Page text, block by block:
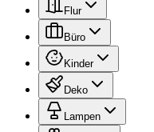
Flur
Büro
Kinder
Deko
Lampen